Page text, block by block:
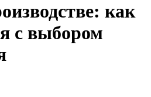
как
с выбором